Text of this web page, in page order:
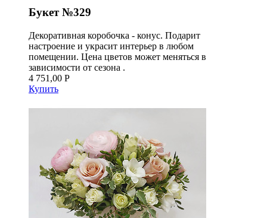
Букет №329
Декоративная коробочка - конус. Подарит
настроение и украсит интерьер в любом
помещении. Цена цветов может меняться в
зависимости от сезона .
4 751,00 Р
Купить